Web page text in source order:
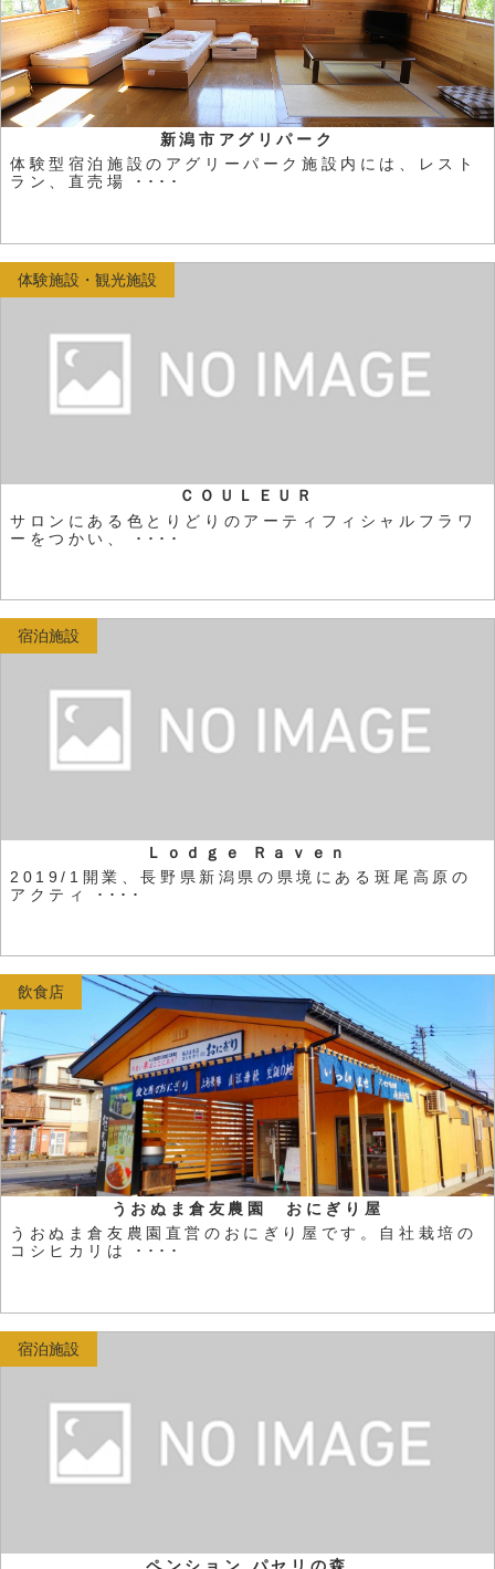
新潟市アグリパーク
体験型宿泊施設のアグリーパーク施設内には、レスト
ラン、直売場 ････
ＣＯＵＬＥＵＲ
サロンにある色とりどりのアーティフィシャルフラワ
ーをつかい、 ････
体験施設・観光施設
Ｌｏｄｇｅ Ｒａｖｅｎ
2019/1開業、長野県新潟県の県境にある斑尾高原の
アクティ ････
宿泊施設
うおぬま倉友農園 おにぎり屋
うおぬま倉友農園直営のおにぎり屋です。自社栽培の
コシヒカリは ････
飲食店
ペンション パセリの森
宿泊施設